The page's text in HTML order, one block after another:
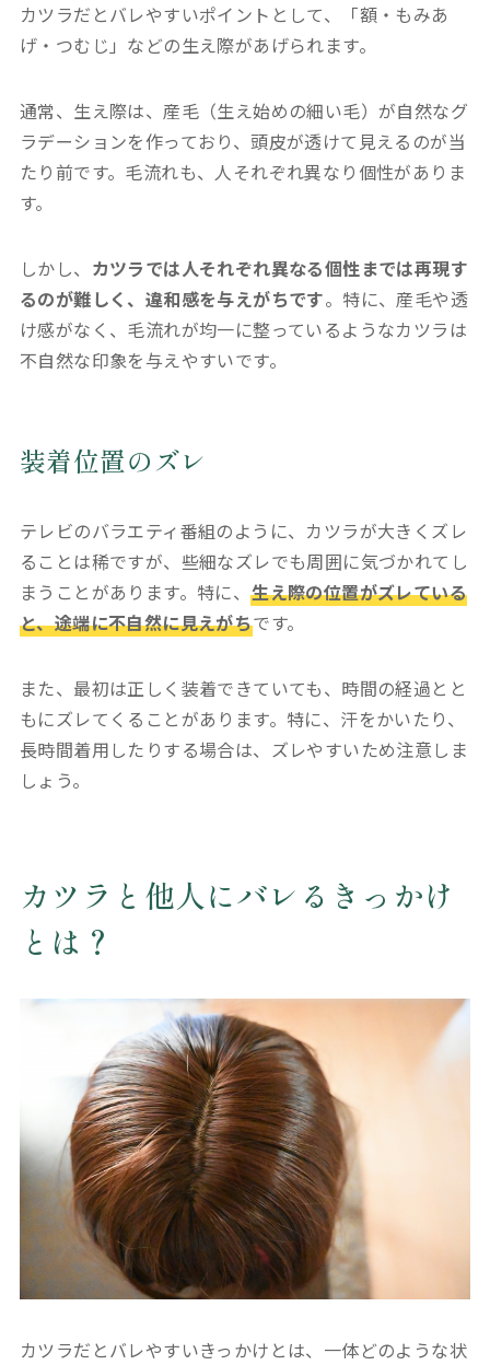
カツラだとバレやすいポイントとして、「額・もみあ
げ・つむじ」などの生え際があげられます。
通常、生え際は、産毛（生え始めの細い毛）が自然なグ
ラデーションを作っており、頭皮が透けて見えるのが当
たり前です。毛流れも、人それぞれ異なり個性がありま
す。
しかし、 カツラでは人それぞれ異なる個性までは再現す
るのが難しく、違和感を与えがちです。特に、産毛や透
け感がなく、毛流れが均一に整っているようなカツラは
不自然な印象を与えやすいです。
装着位置のズレ
テレビのバラエティ番組のように、カツラが大きくズレ
ることは稀ですが、些細なズレでも周囲に気づかれてし
まうことがあります。特に、生え際の位置がズレている
と、途端に不自然に見えがちです。
また、最初は正しく装着できていても、時間の経過とと
もにズレてくることがあります。特に、汗をかいたり、
長時間着用したりする場合は、ズレやすいため注意しま
しょう。
カツラと他人にバレるきっかけ
とは？
カツラだとバレやすいきっかけとは、一体どのような状